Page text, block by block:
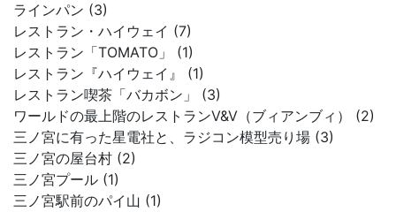
ラインパン (3)
レストラン・ハイウェイ (7)
レストラン「TOMATO」 (1)
レストラン『ハイウェイ』 (1)
レストラン喫茶「バカボン」 (3)
ワールドの最上階のレストランV&V（ブィアンブィ） (2)
三ノ宮に有った星電社と、ラジコン模型売り場 (3)
三ノ宮の屋台村 (2)
三ノ宮プール (1)
三ノ宮駅前のパイ山 (1)